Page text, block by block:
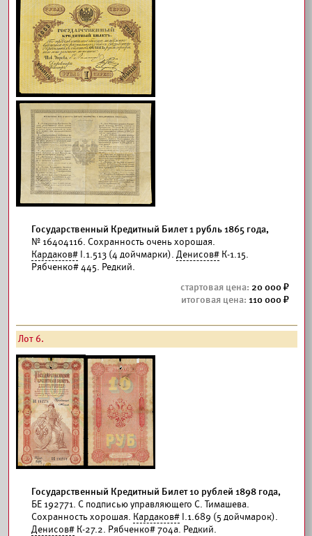
Государственный Кредитный Билет 1 рубль 1865 года,
№ 16404116. Сохранность очень хорошая.
Кардаков# I.1.513 (4 дойчмарки). Денисов# К-1.15.
Рябченко# 445. Редкий.
20 000
110 000
Лот 6.
Государственный Кредитный Билет 10 рублей 1898 года,
БЕ 192771. С подписью управляющего С. Тимашева.
Сохранность хорошая. Кардаков# I.1.689 (5 дойчмарок).
Денисов# К-27.2. Рябченко# 704а. Редкий.